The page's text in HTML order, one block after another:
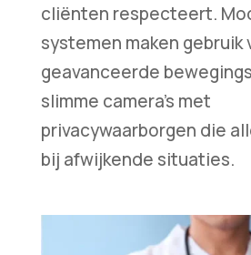
cliënten respecteert.
systemen maken gebruik
geavanceerde
slimme camera's met
privacywaarborgen die
bij afwijkende situaties.